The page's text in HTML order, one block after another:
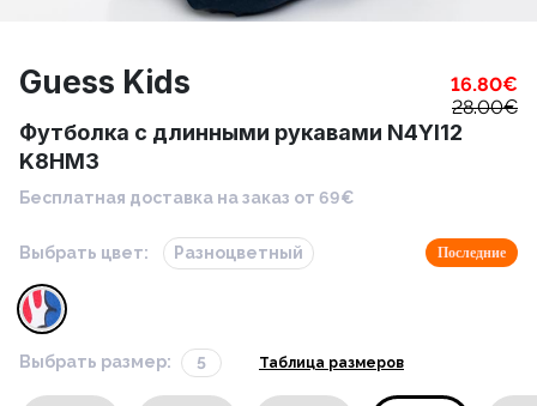
Guess Kids 16.80€
28.00€
Футболка с длинными рукавами N4YI12
K8HM3
Бесплатная доставка на заказ от 69€
Выбрать цвет: Разноцветный Последние
Выбрать размер: 5 Таблица размеров